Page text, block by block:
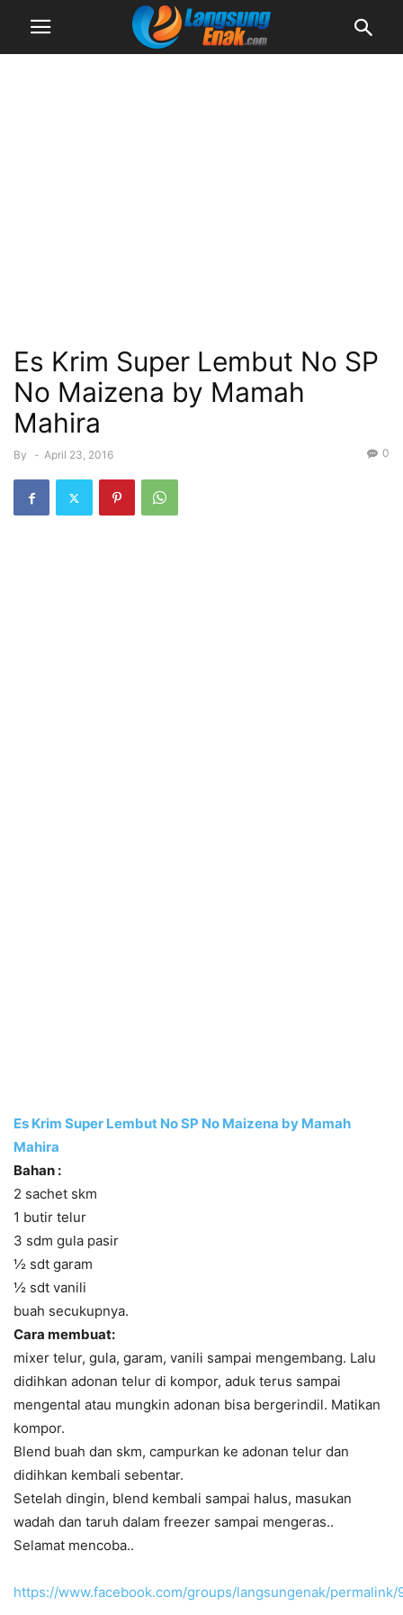
Es Krim Super Lembut No SP
No Maizena by Mamah
Mahira
By - April 23, 2016 0
Es Krim Super Lembut No SP No Maizena by Mamah
Mahira
Bahan :
2 sachet skm
1 butir telur
3 sdm gula pasir
½ sdt garam
½ sdt vanili
buah secukupnya.
Cara membuat:
mixer telur, gula, garam, vanili sampai mengembang. Lalu
didihkan adonan telur di kompor, aduk terus sampai
mengental atau mungkin adonan bisa bergerindil. Matikan
kompor.
Blend buah dan skm, campurkan ke adonan telur dan
didihkan kembali sebentar.
Setelah dingin, blend kembali sampai halus, masukan
wadah dan taruh dalam freezer sampai mengeras..
Selamat mencoba..
https://www.facebook.com/groups/langsungenak/